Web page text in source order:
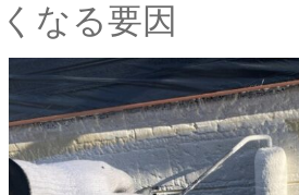
くなる要因